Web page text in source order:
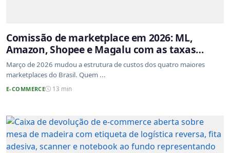
Comissão de marketplace em 2026: ML,
Amazon, Shopee e Magalu com as taxas
atualizadas
Março de 2026 mudou a estrutura de custos dos quatro maiores
marketplaces do Brasil. Quem ...
E-COMMERCE 13 min